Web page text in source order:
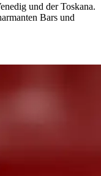
und der Toskana.
Bars und